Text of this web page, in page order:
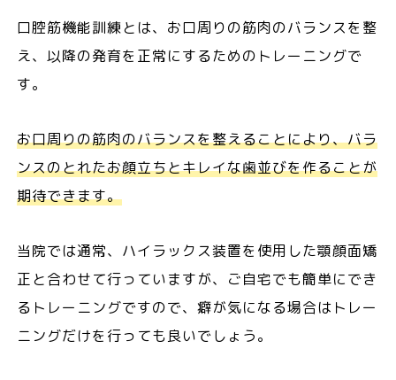
口腔筋機能訓練とは、お口周りの筋肉のバランスを整
え、以降の発育を正常にするためのトレーニングで
す。
お口周りの筋肉のバランスを整えることにより、バラ
ンスのとれたお顔立ちとキレイな歯並びを作ることが
期待できます。
当院では通常、ハイラックス装置を使用した顎顔面矯
正と合わせて行っていますが、ご自宅でも簡単にでき
るトレーニングですので、癖が気になる場合はトレー
ニングだけを行っても良いでしょう。